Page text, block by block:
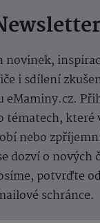
novinek,
i sdílení
eMaminy.cz.
tématech, které
nebo
dozví o nových
potvrďte
schránce.